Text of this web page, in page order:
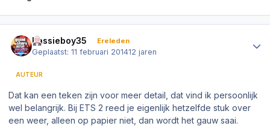
Bassieboy35 Ereleden
Geplaatst:11 februari 201412 jaren
AUTEUR
Dat kan een teken zijn voor meer detail, dat vind ik persoonlijk
wel belangrijk. Bij ETS 2 reed je eigenlijk hetzelfde stuk over
een weer, alleen op papier niet, dan wordt het gauw saai.